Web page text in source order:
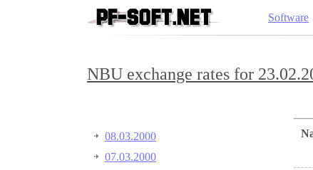
Software
NBU exchange rates for
08.03.2000
07.03.2000